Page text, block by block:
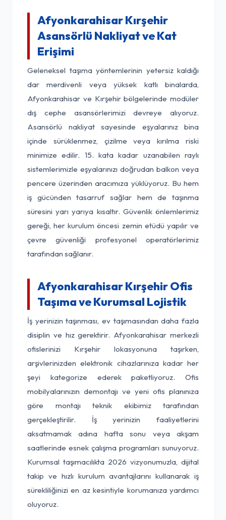
Afyonkarahisar Kırşehir
Asansörlü Nakliyat ve Kat
Erişimi
Geleneksel taşıma yöntemlerinin yetersiz kaldığı
dar merdivenli veya yüksek katlı binalarda,
Afyonkarahisar ve Kırşehir bölgelerinde modüler
dış cephe asansörlerimizi devreye alıyoruz.
Asansörlü nakliyat sayesinde eşyalarınız bina
içinde sürüklenmez, çizilme veya kırılma riski
minimize edilir. 15. kata kadar uzanabilen raylı
sistemlerimizle eşyalarınızı doğrudan balkon veya
pencere üzerinden aracımıza yüklüyoruz. Bu hem
iş gücünden tasarruf sağlar hem de taşınma
süresini yarı yarıya kısaltır. Güvenlik önlemlerimiz
gereği, her kurulum öncesi zemin etüdü yapılır ve
çevre güvenliği profesyonel operatörlerimiz
tarafından sağlanır.
Afyonkarahisar Kırşehir Ofis
Taşıma ve Kurumsal Lojistik
İş yerinizin taşınması, ev taşımasından daha fazla
disiplin ve hız gerektirir. Afyonkarahisar merkezli
ofislerinizi Kırşehir lokasyonuna taşırken,
arşivlerinizden elektronik cihazlarınıza kadar her
şeyi kategorize ederek paketliyoruz. Ofis
mobilyalarınızın demontajı ve yeni ofis planınıza
göre montajı teknik ekibimiz tarafından
gerçekleştirilir. İş yerinizin faaliyetlerini
aksatmamak adına hafta sonu veya akşam
saatlerinde esnek çalışma programları sunuyoruz.
Kurumsal taşımacılıkta 2026 vizyonumuzla, dijital
takip ve hızlı kurulum avantajlarını kullanarak iş
sürekliliğinizi en az kesintiyle korumanıza yardımcı
oluyoruz.